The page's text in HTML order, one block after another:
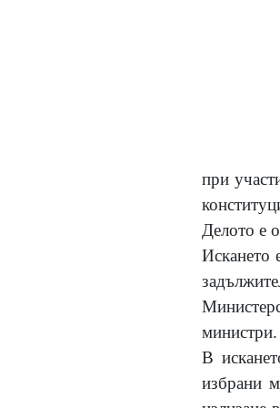
при
Делото е
Искането
министри.
В
избрани